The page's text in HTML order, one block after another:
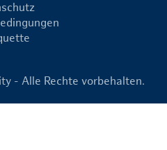
- Alle Rechte vorbehalten.